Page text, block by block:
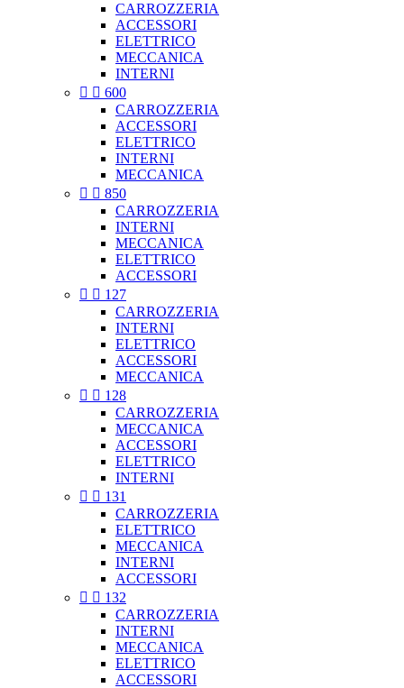
CARROZZERIA
ACCESSORI
ELETTRICO
MECCANICA
INTERNI
  600
CARROZZERIA
ACCESSORI
ELETTRICO
INTERNI
MECCANICA
  850
CARROZZERIA
INTERNI
MECCANICA
ELETTRICO
ACCESSORI
  127
CARROZZERIA
INTERNI
ELETTRICO
ACCESSORI
MECCANICA
  128
CARROZZERIA
MECCANICA
ACCESSORI
ELETTRICO
INTERNI
  131
CARROZZERIA
ELETTRICO
MECCANICA
INTERNI
ACCESSORI
  132
CARROZZERIA
INTERNI
MECCANICA
ELETTRICO
ACCESSORI